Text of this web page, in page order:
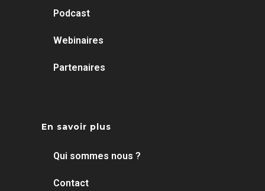
Podcast
Webinaires
Partenaires
En savoir plus
Qui sommes nous ?
Contact